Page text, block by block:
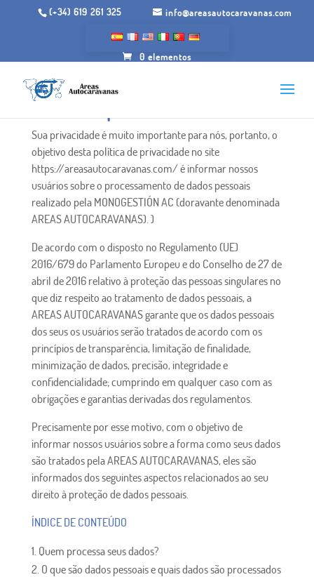
(+34) 619 261 325 info@areasautocaravanas.com
0 elementos
Sua privacidade é muito importante para nós, portanto, o
objetivo desta política de privacidade no site
https://areasautocaravanas.com/ é informar nossos
usuários sobre o processamento de dados pessoais
realizado pela MONOGESTIÓN AC (doravante denominada
AREAS AUTOCARAVANAS). )
De acordo com o disposto no Regulamento (UE)
2016/679 do Parlamento Europeu e do Conselho de 27 de
abril de 2016 relativo à proteção das pessoas singulares no
que diz respeito ao tratamento de dados pessoais, a
AREAS AUTOCARAVANAS garante que os dados pessoais
dos seus os usuários serão tratados de acordo com os
princípios de transparência, limitação de finalidade,
minimização de dados, precisão, integridade e
confidencialidade; cumprindo em qualquer caso com as
obrigações e garantias derivadas dos regulamentos.
Precisamente por esse motivo, com o objetivo de
informar nossos usuários sobre a forma como seus dados
são tratados pela AREAS AUTOCARAVANAS, eles são
informados dos seguintes aspectos relacionados ao seu
direito à proteção de dados pessoais.
ÍNDICE DE CONTEÚDO
Quem processa seus dados?
O que são dados pessoais e quais dados são processados